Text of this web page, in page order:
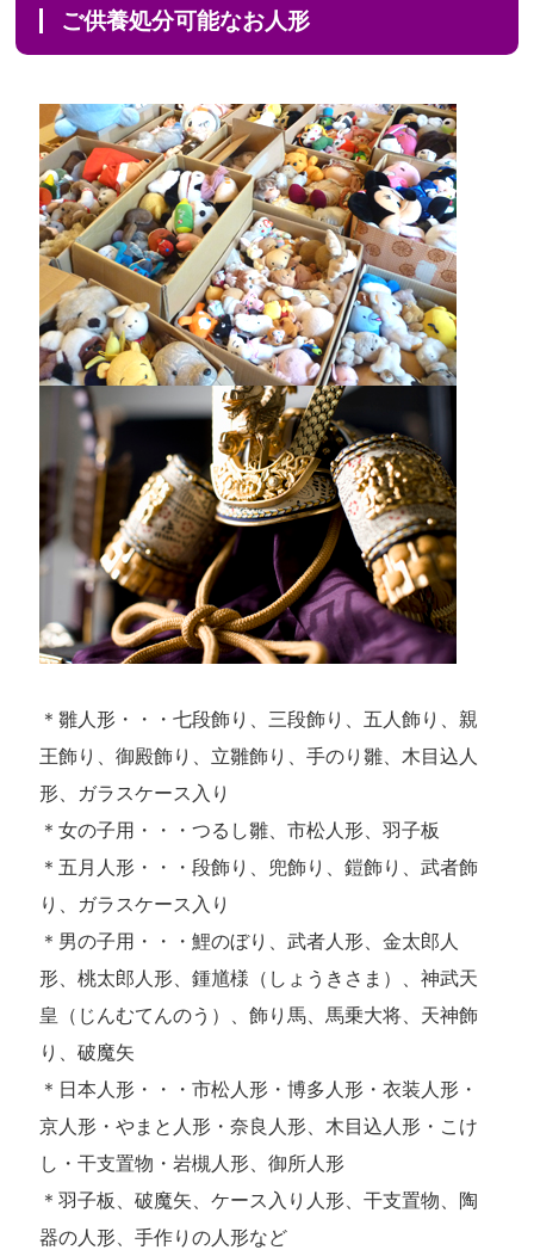
ご供養処分可能なお人形
＊雛人形・・・七段飾り、三段飾り、五人飾り、親
王飾り、御殿飾り、立雛飾り、手のり雛、木目込人
形、ガラスケース入り
＊女の子用・・・つるし雛、市松人形、羽子板
＊五月人形・・・段飾り、兜飾り、鎧飾り、武者飾
り、ガラスケース入り
＊男の子用・・・鯉のぼり、武者人形、金太郎人
形、桃太郎人形、鍾馗様（しょうきさま）、神武天
皇（じんむてんのう）、飾り馬、馬乗大将、天神飾
り、破魔矢
＊日本人形・・・市松人形・博多人形・衣装人形・
京人形・やまと人形・奈良人形、木目込人形・こけ
し・干支置物・岩槻人形、御所人形
＊羽子板、破魔矢、ケース入り人形、干支置物、陶
器の人形、手作りの人形など